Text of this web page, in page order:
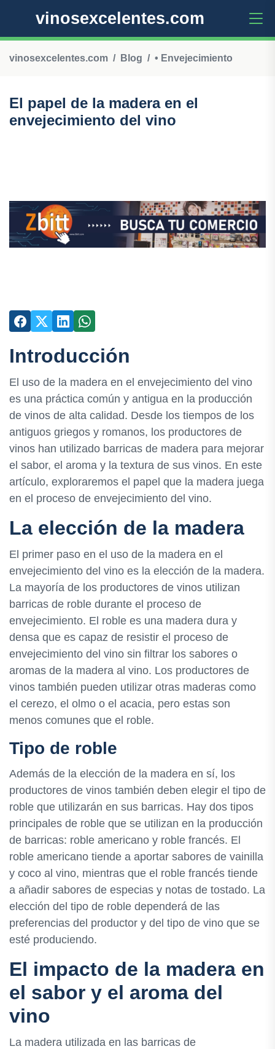
vinosexcelentes.com
vinosexcelentes.com Blog • Envejecimiento
El papel de la madera en el
envejecimiento del vino
Introducción
El uso de la madera en el envejecimiento del vino
es una práctica común y antigua en la producción
de vinos de alta calidad. Desde los tiempos de los
antiguos griegos y romanos, los productores de
vinos han utilizado barricas de madera para mejorar
el sabor, el aroma y la textura de sus vinos. En este
artículo, exploraremos el papel que la madera juega
en el proceso de envejecimiento del vino.
La elección de la madera
El primer paso en el uso de la madera en el
envejecimiento del vino es la elección de la madera.
La mayoría de los productores de vinos utilizan
barricas de roble durante el proceso de
envejecimiento. El roble es una madera dura y
densa que es capaz de resistir el proceso de
envejecimiento del vino sin filtrar los sabores o
aromas de la madera al vino. Los productores de
vinos también pueden utilizar otras maderas como
el cerezo, el olmo o el acacia, pero estas son
menos comunes que el roble.
Tipo de roble
Además de la elección de la madera en sí, los
productores de vinos también deben elegir el tipo de
roble que utilizarán en sus barricas. Hay dos tipos
principales de roble que se utilizan en la producción
de barricas: roble americano y roble francés. El
roble americano tiende a aportar sabores de vainilla
y coco al vino, mientras que el roble francés tiende
a añadir sabores de especias y notas de tostado. La
elección del tipo de roble dependerá de las
preferencias del productor y del tipo de vino que se
esté produciendo.
El impacto de la madera en
el sabor y el aroma del
vino
La madera utilizada en las barricas de